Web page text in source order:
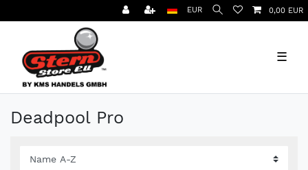
EUR 0,00 EUR
☰
Deadpool Pro